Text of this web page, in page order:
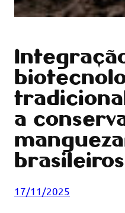
a
brasileiros
17/11/2025